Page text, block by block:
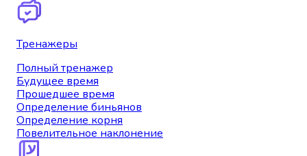
Тренажеры
Полный тренажер
Будущее время
Прошедшее время
Определение биньянов
Определение корня
Повелительное наклонение